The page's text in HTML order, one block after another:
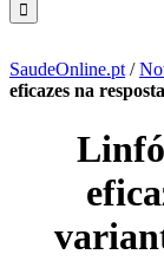
SaudeOnline.pt /
eficazes na